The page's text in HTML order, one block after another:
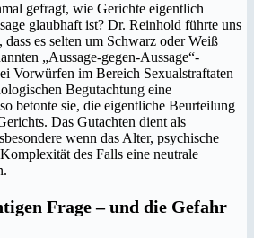
gefragt, wie Gerichte eigentlich
glaubhaft ist? Dr. Reinhold führte uns
es selten um Schwarz oder Weiß
„Aussage-gegen-Aussage“-
Vorwürfen im Bereich Sexualstraftaten –
Begutachtung eine
betonte sie, die eigentliche Beurteilung
Das Gutachten dient als
wenn das Alter, psychische
des Falls eine neutrale
Frage – und die Gefahr